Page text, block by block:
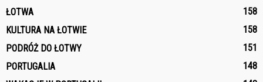
ŁOTWA
158
KULTURA NA ŁOTWIE
158
PODRÓŻ DO ŁOTWY
151
PORTUGALIA
148